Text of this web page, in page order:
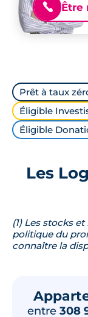
📞 Être
Prêt à taux
Éligible
Éligible
Les
(1) Les stocks
politique du
connaître la
entre 308